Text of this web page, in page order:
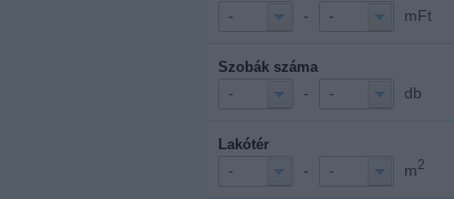
- - - mFt
Szobák száma
- - - db
Lakótér
- - - m2